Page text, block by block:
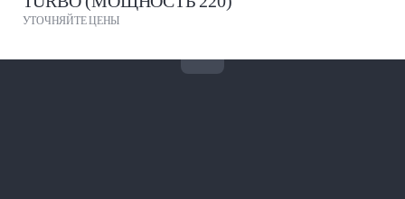
УТОЧНЯЙТЕ ЦЕНЫ